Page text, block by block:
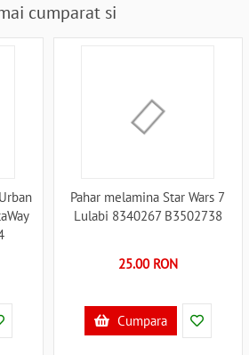
cumparat si
Pahar melamina Star Wars 7
Lulabi 8340267 B3502738
25.00 RON
Cumpara